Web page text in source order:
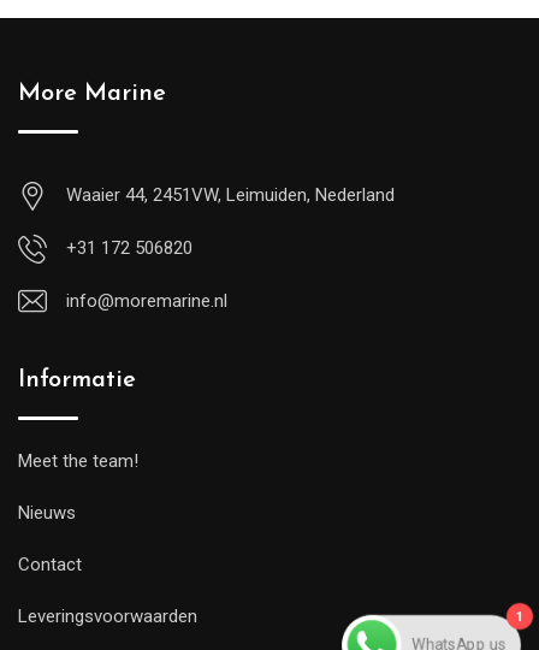
More Marine
Waaier 44, 2451VW, Leimuiden, Nederland
+31 172 506820
info@moremarine.nl
Informatie
Meet the team!
Nieuws
Contact
Leveringsvoorwaarden 1
WhatsApp us